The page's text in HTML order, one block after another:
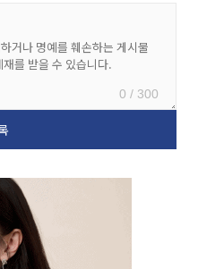
0 / 300